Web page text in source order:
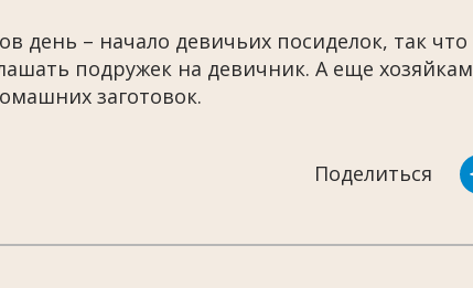
день – начало девичьих посиделок, так
подружек на девичник. А еще
заготовок.
Поделиться